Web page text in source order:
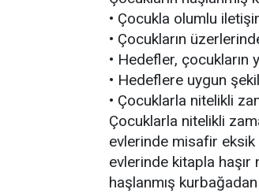
• Çocukla olumlu
• Çocukların
• Hedefler, çocukların
• Hedeflere uygun
• Çocuklarla nitelikli
Çocuklarla nitelikli
evlerinde misafir
evlerinde kitapla
haşlanmış